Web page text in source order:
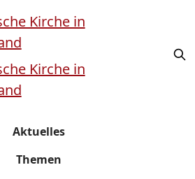
Aktuelles
Themen